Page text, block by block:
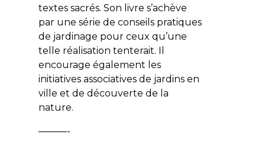
textes sacrés. Son livre s’achève
par une série de conseils pratiques
de jardinage pour ceux qu’une
telle réalisation tenterait. Il
encourage également les
initiatives associatives de jardins en
ville et de découverte de la
nature.
———-